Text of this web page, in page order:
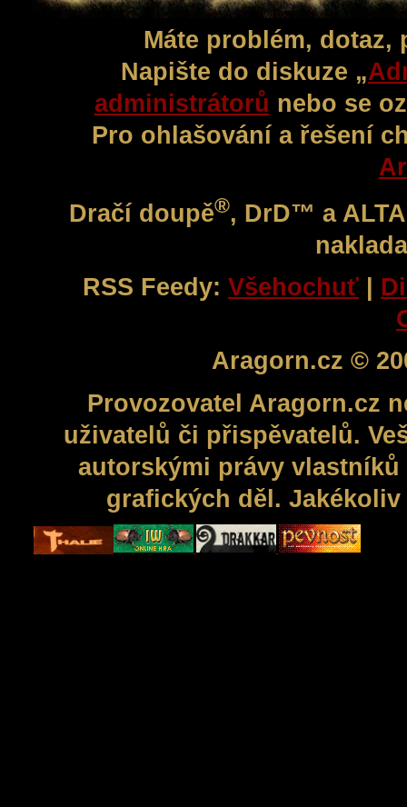
Máte problém,
Napište do diskuze „
administrátorů nebo se
Pro ohlašování a řešení
Dračí doupě®, DrD™ a
RSS Feedy: Všehochuť |
Aragorn.cz ©
Provozovatel Aragorn.cz
uživatelů či přispěvatelů.
autorskými právy
grafických děl.